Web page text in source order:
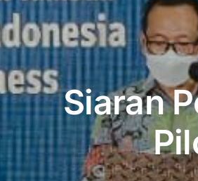
Siaran